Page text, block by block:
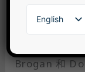
【
Brogan 和
English
繁體中文
한국어